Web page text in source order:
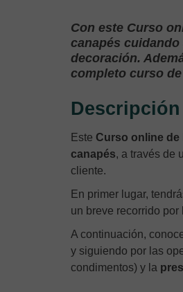
Con este Curso
canapés
decoración.
completo curso
Descripción
Este Curso online
canapés, a través de
cliente.
En primer lugar,
un breve recorrido
A continuación,
y siguiendo por las
condimentos) y la